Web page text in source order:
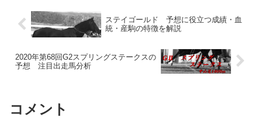
ステイゴールド 予想に役立つ成績・血
統・産駒の特徴を解説
2020年第68回G2スプリングステークスの
予想 注目出走馬分析
コメント